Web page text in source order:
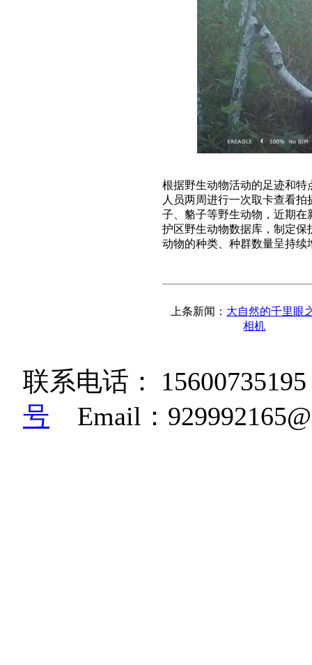
根据野生动物活动的足迹和
人员两周进行一次取卡查看
子、貉子等野生动物，近期
护区野生动物数据库，制定
动物的种类、种群数量呈持续
上条新闻： 大自然的千里眼
相机
联系电话：
15600735195
号 Email：